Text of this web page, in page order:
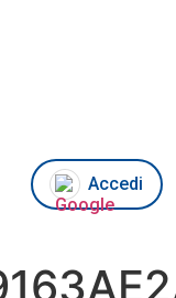
Accedi